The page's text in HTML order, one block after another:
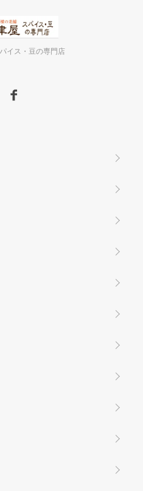
イス・豆の専門店